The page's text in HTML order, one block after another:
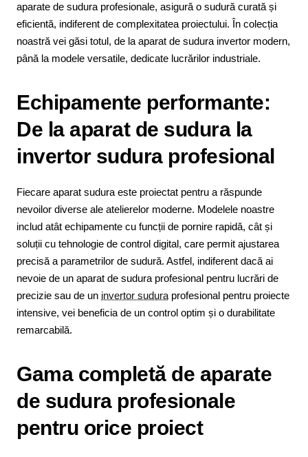
aparate de sudura profesionale, asigură o sudură curată și
eficientă, indiferent de complexitatea proiectului. În colecția
noastră vei găsi totul, de la aparat de sudura invertor modern,
până la modele versatile, dedicate lucrărilor industriale.
Echipamente performante:
De la aparat de sudura la
invertor sudura profesional
Fiecare aparat sudura este proiectat pentru a răspunde
nevoilor diverse ale atelierelor moderne. Modelele noastre
includ atât echipamente cu funcții de pornire rapidă, cât și
soluții cu tehnologie de control digital, care permit ajustarea
precisă a parametrilor de sudură. Astfel, indiferent dacă ai
nevoie de un aparat de sudura profesional pentru lucrări de
precizie sau de un invertor sudura profesional pentru proiecte
intensive, vei beneficia de un control optim și o durabilitate
remarcabilă.
Gama completă de aparate
de sudura profesionale
pentru orice proiect